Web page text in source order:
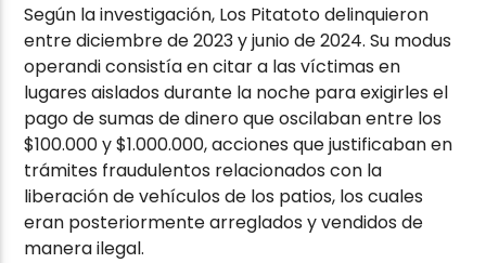
Según la investigación, Los Pitatoto delinquieron
entre diciembre de 2023 y junio de 2024. Su modus
operandi consistía en citar a las víctimas en
lugares aislados durante la noche para exigirles el
pago de sumas de dinero que oscilaban entre los
$100.000 y $1.000.000, acciones que justificaban en
trámites fraudulentos relacionados con la
liberación de vehículos de los patios, los cuales
eran posteriormente arreglados y vendidos de
manera ilegal.